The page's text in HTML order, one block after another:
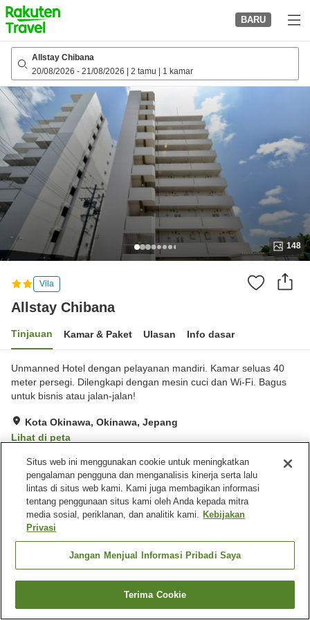
to
top
page
BARU
Allstay Chibana
20/08/2026 - 21/08/2026 2 tamu 1 kamar
148
Vila
Allstay Chibana
Tinjauan Kamar & Paket Ulasan Info dasar
Unmanned Hotel dengan pelayanan mandiri. Kamar seluas 40
meter persegi. Dilengkapi dengan mesin cuci dan Wi-Fi. Bagus
untuk bisnis atau jalan-jalan!
Kota Okinawa, Okinawa, Jepang
Lihat di peta
Sangat baik Ulasan: 11
Fasilitas properti
Tempat parkir
Jepang Okinawa Kota Okinawa Allstay Chibana
Cari kamar
Situs web ini menggunakan cookie untuk meningkatkan
pengalaman pengguna dan menganalisis kinerja serta lalu
lintas di situs web kami. Kami juga membagikan informasi
tentang penggunaan situs kami oleh Anda kepada mitra
media sosial, periklanan, dan analitik kami. Kebijakan
Privasi
Jangan Menjual Informasi Pribadi Saya
Terima Cookie